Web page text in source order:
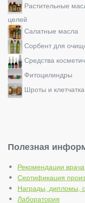
Растительные
целей
Салатные масла
Сорбент для
Средства
Фитоцилиндры
Шроты и клетчатка
Полезная
Рекомендации врача
Сертификация
Награды, дипломы,
Лаборатория